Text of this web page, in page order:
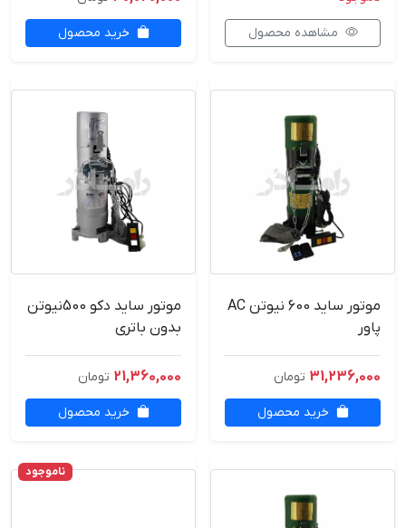
مشاهده محصول خرید محصول
موتور ساید 600 نیوتن AC
پاور
31,236,000 تومان
خرید محصول
موتور ساید دکو 500نیوتن
بدون باتری
21,360,000 تومان
خرید محصول
ناموجود